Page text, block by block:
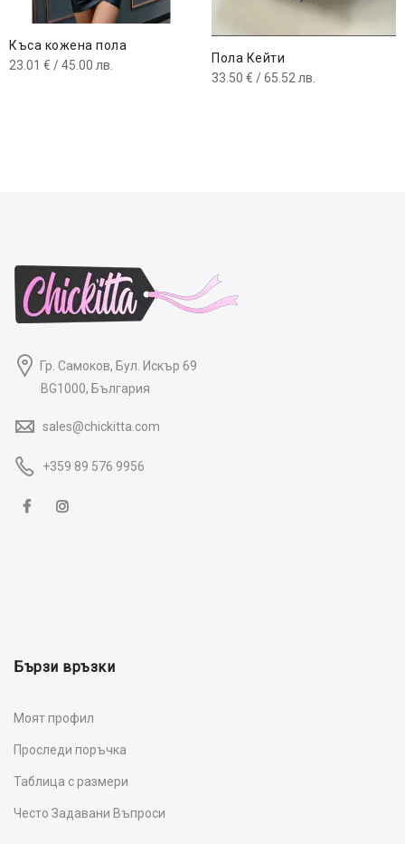
Къса кожена пола
23.01 € / 45.00 лв.
Пола Кейти
33.50 € / 65.52 лв.
Гр. Самоков, Бул. Искър 69
BG1000, България
sales@chickitta.com
+359 89 576 9956
Бързи връзки
Моят профил
Проследи поръчка
Таблица с размери
Често Задавани Въпроси